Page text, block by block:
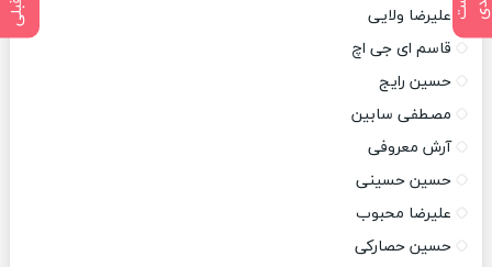
علیرضا ولایی
قاسم ای جی اچ
حسین رایج
مصطفی سابین
آرش معروفی
حسین حسینی
علیرضا محبوب
حسین حصارکی